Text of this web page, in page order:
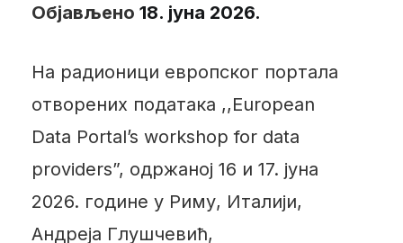
Објављено 18. јуна 2026.
На радионици европског портала
отворених података ,,European
Data Portal’s workshop for data
providers”, одржаној 16 и 17. јуна
2026. године у Риму, Италији,
Андреја Глушчевић,